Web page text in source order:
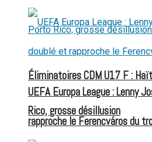
Éliminatoires CDM U17 F :
Rico, grosse désillusion
UEFA Europa League : Lenny
rapproche le Ferencváros du